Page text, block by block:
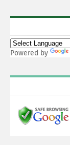
Powered by